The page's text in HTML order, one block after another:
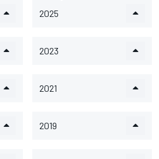
2025
2023
2021
2019